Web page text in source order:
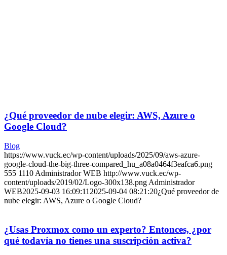
¿Qué proveedor de nube elegir: AWS, Azure o
Google Cloud?
Blog
https://www.vuck.ec/wp-content/uploads/2025/09/aws-azure-
google-cloud-the-big-three-compared_hu_a08a0464f3eafca6.png
555 1110Administrador WEB http://www.vuck.ec/wp-
content/uploads/2019/02/Logo-300x138.pngAdministrador
WEB2025-09-03 16:09:112025-09-04 08:21:20¿Qué proveedor de
nube elegir: AWS, Azure o Google Cloud?
¿Usas Proxmox como un experto? Entonces, ¿por
qué todavía no tienes una suscripción activa?